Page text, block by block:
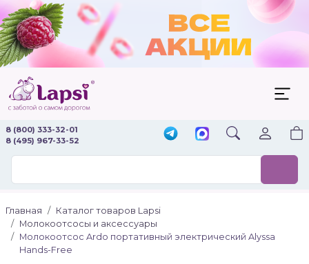
8 (800) 333-32-01
8 (495) 967-33-52
Главная
Каталог товаров Lapsi
Молокоотсосы и аксессуары
Молокоотсос Ardo портативный электрический Alyssa
Hands-Free